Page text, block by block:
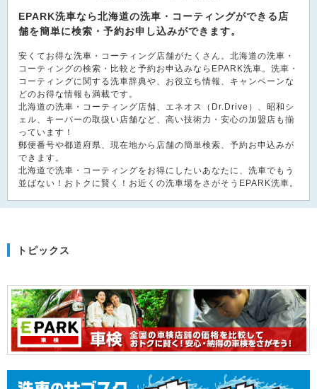
EPARK洗車なら北海道の洗車・コーティングができる店
舗を簡単に検索・予約お申し込みができます。
安くてお得な洗車・コーティング店舗がたくさん。北海道の洗車・
コーティングの検索・比較と予約お申込みならEPARK洗車。洗車・
コーティングに関する洗車辞典や、お役立ち情報、キャンペーンな
どのお得な情報も満載です。
北海道の洗車・コーティング店舗、エネオス（Dr.Drive）、昭和シ
ェル、キーパーの取扱い店舗など、高い技術力・安心の加盟店も揃
っています！
郵便番号や都道府県、現在地から店舗の簡単検索、予約お申込みが
できます。
北海道で洗車・コーティングをお得にしたいあなたに、洗車でもう
並ばない！おトクに賢く！お近くの洗車場をさがそうEPARK洗車。
トピックス